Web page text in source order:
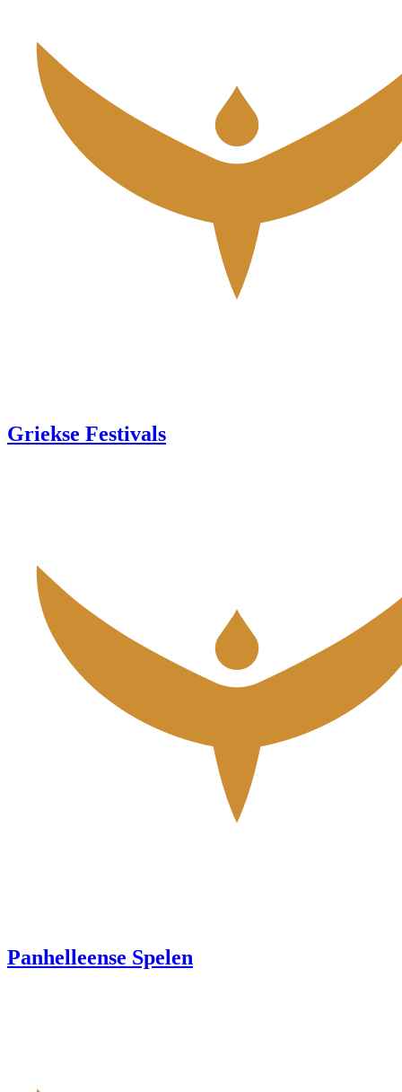
Griekse Festivals
Panhelleense Spelen